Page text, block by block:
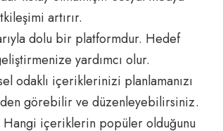
artırır.
dolu bir platformdur. Hedef
yardımcı olur.
odaklı içeriklerinizi planlamanızı
görebilir ve düzenleyebilirsiniz.
Hangi içeriklerin popüler olduğunu